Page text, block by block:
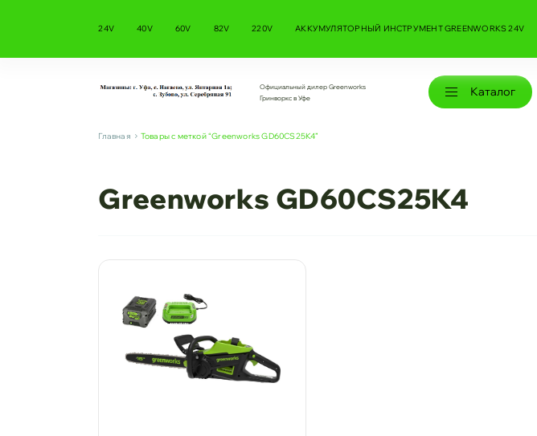
24V 40V 60V 82V 220V АККУМУЛЯТОРНЫЙ ИНСТРУМЕНТ GREENWORKS 24V
Официальный дилер Greenworks
Гринворкс в Уфе
Каталог
Главная Товары с меткой “Greenworks GD60CS25K4”
Greenworks GD60CS25K4